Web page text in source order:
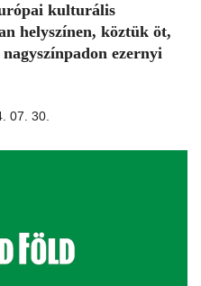
kulturális
helyszínen, köztük öt,
ezernyi
07. 30.